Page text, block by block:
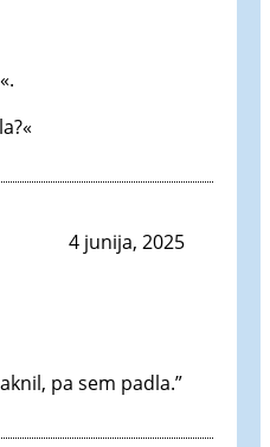
4 junija, 2025
pa sem padla.”